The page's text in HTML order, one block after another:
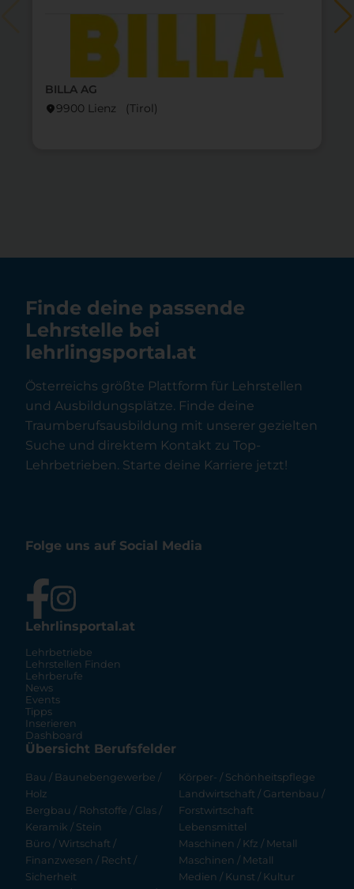
BILLA AG
location_on9900 Lienz (Tirol)
Finde deine passende
Lehrstelle bei
lehrlingsportal.at
Österreichs größte Plattform für Lehrstellen
und Ausbildungsplätze. Finde deine
Traumberufsausbildung mit unserer gezielten
Suche und direktem Kontakt zu Top-
Lehrbetrieben. Starte deine Karriere jetzt!
Folge uns auf Social Media
Lehrlinsportal.at
Lehrbetriebe
Lehrstellen Finden
Lehrberufe
News
Events
Tipps
Inserieren
Dashboard
Übersicht Berufsfelder
Bau / Baunebengewerbe /
Holz
Bergbau / Rohstoffe / Glas /
Keramik / Stein
Büro / Wirtschaft /
Finanzwesen / Recht /
Sicherheit
Körper- / Schönheitspflege
Landwirtschaft / Gartenbau /
Forstwirtschaft
Lebensmittel
Maschinen / Kfz / Metall
Maschinen / Metall
Medien / Kunst / Kultur